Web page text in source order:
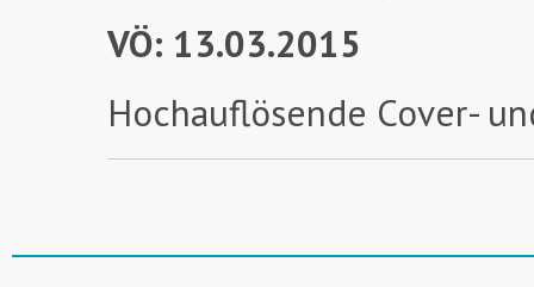
VÖ: 13.03.2015
Hochauflösende Cover-